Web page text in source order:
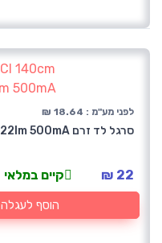
לפני מע"מ : 18.64 ₪
סרגל לד זרם TCI 140cm 6W 3000k 822lm 500mA
22 ₪ קיים במלאי
הוסף לעגלה